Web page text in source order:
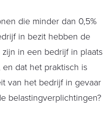
die minder dan 0,5%
in bezit hebben de
in een bedrijf in plaats
dat het praktisch is
van het bedrijf in gevaar
belastingverplichtingen?